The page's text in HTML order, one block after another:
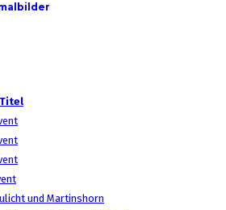
Titel
und Martinshorn